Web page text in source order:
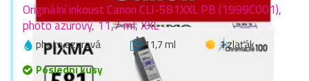
Originální inkoust Canon CLI-581XXL PB (1999C001),
photo azurový, 11,7 ml, XXL
photo azurová 11,7 ml
1 zlaťák
Poslední kusy